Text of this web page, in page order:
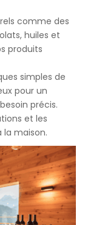
comme des
huiles et
produits
simples de
pour un
précis.
et les
maison.